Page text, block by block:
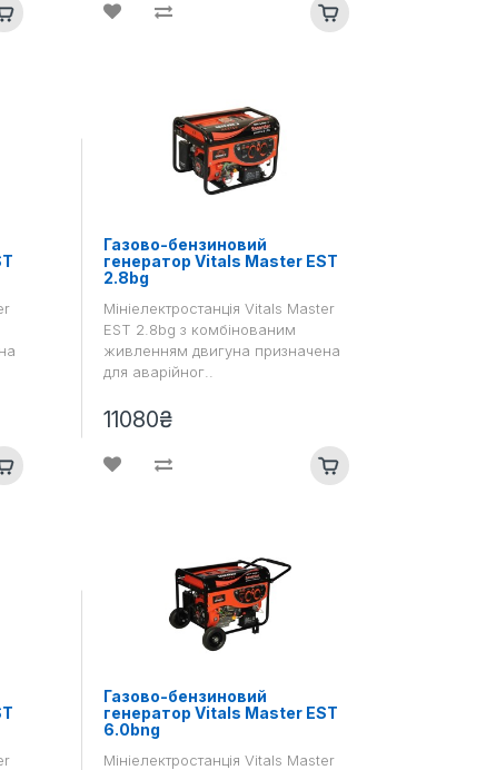
Газово-бензиновий
генератор Vitals Master EST
2.8bg
Мініелектростанція Vitals Master
EST 2.8bg з комбінованим
живленням двигуна призначена
для аварійног..
11080₴
Газово-бензиновий
генератор Vitals Master EST
6.0bng
Мініелектростанція Vitals Master